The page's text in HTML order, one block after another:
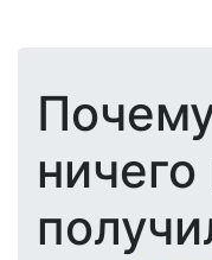
ничего